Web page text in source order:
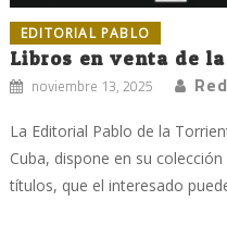
EDITORIAL PABLO
Libros en venta de
noviembre 13, 2025
La Editorial Pablo de la
Cuba, dispone en su
títulos, que el interesado